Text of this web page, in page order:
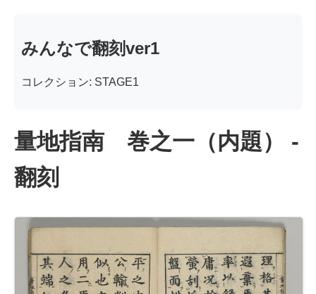
みんなで翻刻ver1
コレクション: STAGE1
量地指南 巻之一（内題） -
翻刻